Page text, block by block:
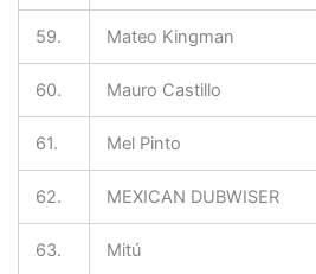
59. Mateo Kingman
60. Mauro Castillo
61. Mel Pinto
62. MEXICAN DUBWISER
63. Mitú